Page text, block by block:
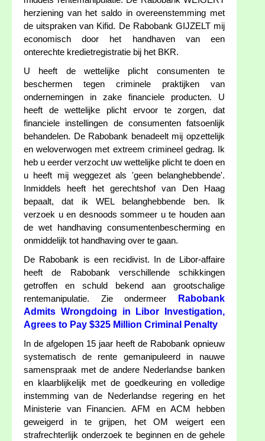
herziening van het saldo in overeenstemming met
de uitspraken van Kifid. De Rabobank GIJZELT mij
economisch door het handhaven van een
onterechte kredietregistratie bij het BKR.
U heeft de wettelijke plicht consumenten te
beschermen tegen criminele praktijken van
ondernemingen in zake financiele producten. U
heeft de wettelijke plicht ervoor te zorgen, dat
financiele instellingen de consumenten fatsoenlijk
behandelen. De Rabobank benadeelt mij opzettelijk
en weloverwogen met extreem crimineel gedrag. Ik
heb u eerder verzocht uw wettelijke plicht te doen en
u heeft mij weggezet als 'geen belanghebbende'.
Inmiddels heeft het gerechtshof van Den Haag
bepaalt, dat ik WEL belanghebbende ben. Ik
verzoek u en desnoods sommeer u te houden aan
de wet handhaving consumentenbescherming en
onmiddelijk tot handhaving over te gaan.
De Rabobank is een recidivist. In de Libor-affaire
heeft de Rabobank verschillende schikkingen
getroffen en schuld bekend aan grootschalige
rentemanipulatie. Zie ondermeer
Rabobank
Admits Wrongdoing in Libor Investigation,
Agrees to Pay $325 Million Criminal Penalty
In de afgelopen 15 jaar heeft de Rabobank opnieuw
systematisch de rente gemanipuleerd in nauwe
samenspraak met de andere Nederlandse banken
en klaarblijkelijk met de goedkeuring en volledige
instemming van de Nederlandse regering en het
Ministerie van Financien. AFM en ACM hebben
geweigerd in te grijpen, het OM weigert een
strafrechterlijk onderzoek te beginnen en de gehele